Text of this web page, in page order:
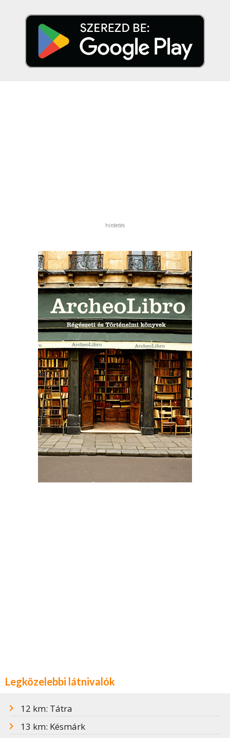
hirdetés
Legközelebbi látnivalók
12 km: Tátra
13 km: Késmárk